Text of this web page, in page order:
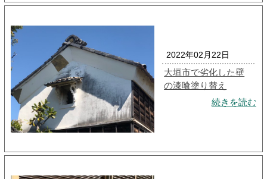
2022年02月22日
大垣市で劣化した壁
の漆喰塗り替え
続きを読む